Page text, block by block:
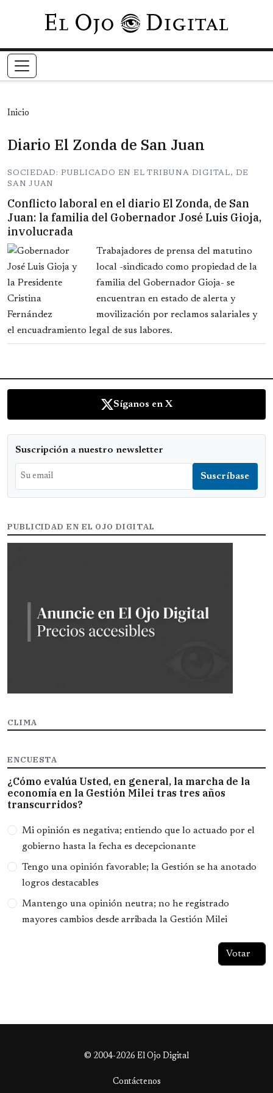
Pasar al contenido principal
Inicio
Diario El Zonda de San Juan
SOCIEDAD: PUBLICADO EN EL TRIBUNA DIGITAL, DE
SAN JUAN
Conflicto laboral en el diario El Zonda, de San
Juan: la familia del Gobernador José Luis Gioja,
involucrada
Trabajadores de prensa del matutino
local -sindicado como propiedad de la
familia del Gobernador Gioja- se
encuentran en estado de alerta y
movilización por reclamos salariales y
el encuadramiento legal de sus labores.
Síganos en X
Suscripción a nuestro newsletter
PUBLICIDAD EN EL OJO DIGITAL
CLIMA
ENCUESTA
¿Cómo evalúa Usted, en general, la marcha de la
economía en la Gestión Milei tras tres años
transcurridos?
Opciones
Mi opinión es negativa; entiendo que lo actuado por el
gobierno hasta la fecha es decepcionante
Tengo una opinión favorable; la Gestión se ha anotado
logros destacables
Mantengo una opinión neutra; no he registrado
mayores cambios desde arribada la Gestión Milei
© 2004-2026 El Ojo Digital
Contáctenos